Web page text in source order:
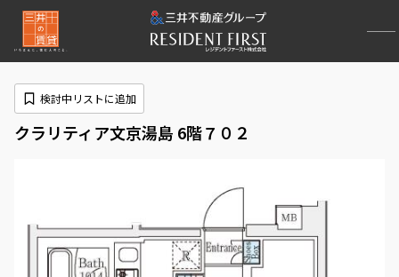
クラリティア文京湯島 6階７０２
検討中リストに追加